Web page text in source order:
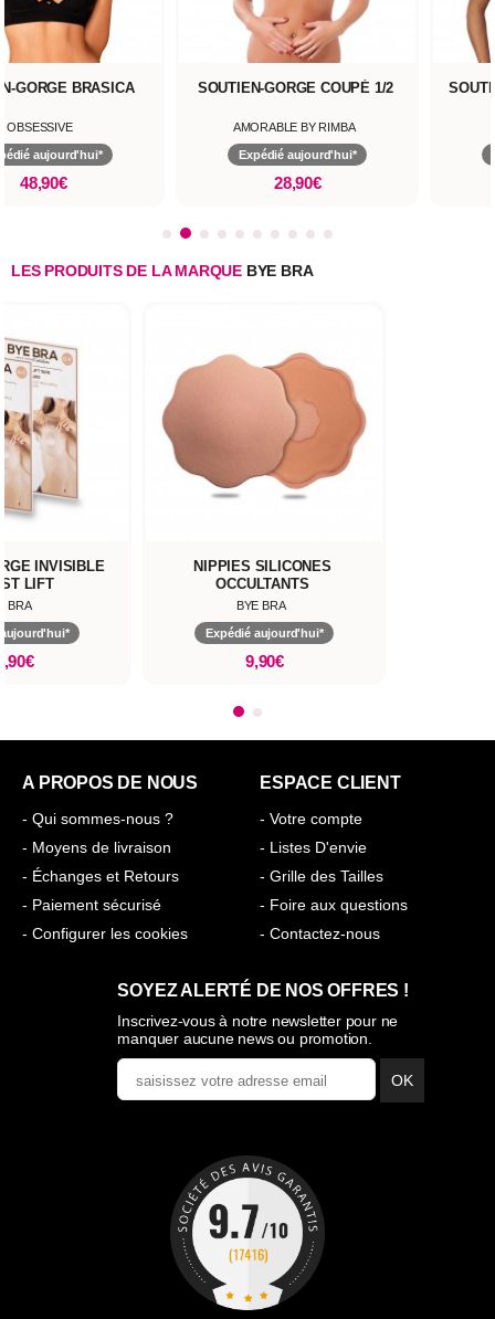
GORGE BRASICA
OBSESSIVE
aujourd'hui*
48,90€
SOUTIEN-GORGE COUPÉ 1/2
AMORABLE BY RIMBA
Expédié aujourd'hui*
28,90€
LES PRODUITS DE LA MARQUE BYE BRA
INVISIBLE
LIFT
BRA
NIPPIES SILICONES
OCCULTANTS
BYE BRA
Expédié aujourd'hui*
9,90€
A PROPOS DE NOUS
- Qui sommes-nous ?
- Moyens de livraison
- Échanges et Retours
- Paiement sécurisé
- Configurer les cookies
ESPACE CLIENT
- Votre compte
- Listes D'envie
- Grille des Tailles
- Foire aux questions
- Contactez-nous
SOYEZ ALERTÉ DE NOS OFFRES !
Inscrivez-vous à notre newsletter pour ne
manquer aucune news ou promotion.
OK